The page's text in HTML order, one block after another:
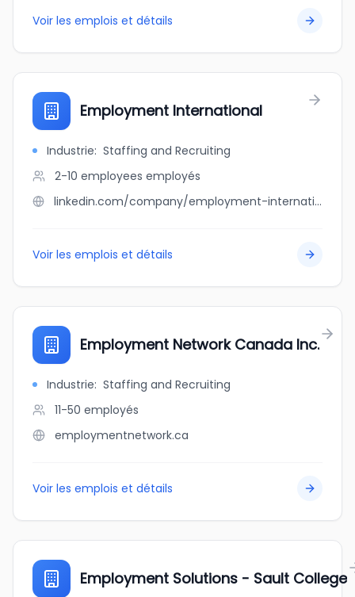
Voir les emplois et détails
Employment International
Industrie: Staffing and Recruiting
2-10 employees employés
linkedin.com/company/employment-international
Voir les emplois et détails
Employment Network Canada Inc.
Industrie: Staffing and Recruiting
11-50 employés
employmentnetwork.ca
Voir les emplois et détails
Employment Solutions - Sault College